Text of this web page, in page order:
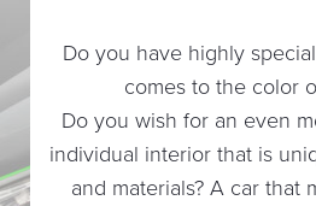
Do you have highly
comes to the color
Do you wish for an even
individual interior that is
and materials? A car that